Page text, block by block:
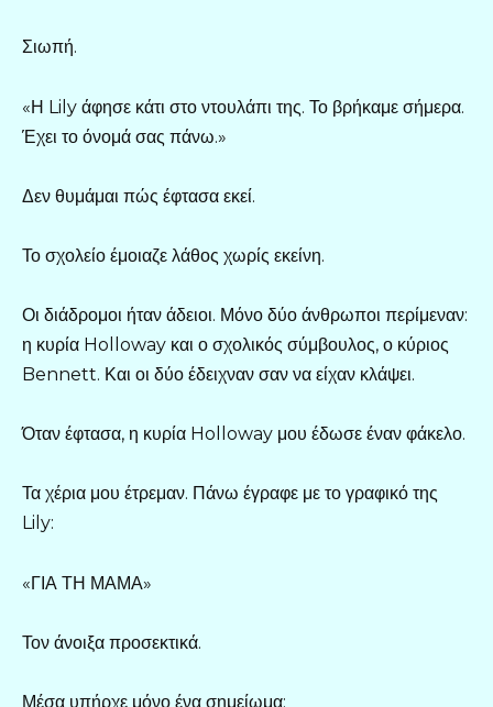
Σιωπή.
«Η Lily άφησε κάτι στο ντουλάπι της. Το βρήκαμε σήμερα.
Έχει το όνομά σας πάνω.»
Δεν θυμάμαι πώς έφτασα εκεί.
Το σχολείο έμοιαζε λάθος χωρίς εκείνη.
Οι διάδρομοι ήταν άδειοι. Μόνο δύο άνθρωποι περίμεναν:
η κυρία Holloway και ο σχολικός σύμβουλος, ο κύριος
Bennett. Και οι δύο έδειχναν σαν να είχαν κλάψει.
Όταν έφτασα, η κυρία Holloway μου έδωσε έναν φάκελο.
Τα χέρια μου έτρεμαν. Πάνω έγραφε με το γραφικό της
Lily:
«ΓΙΑ ΤΗ ΜΑΜΑ»
Τον άνοιξα προσεκτικά.
Μέσα υπήρχε μόνο ένα σημείωμα: